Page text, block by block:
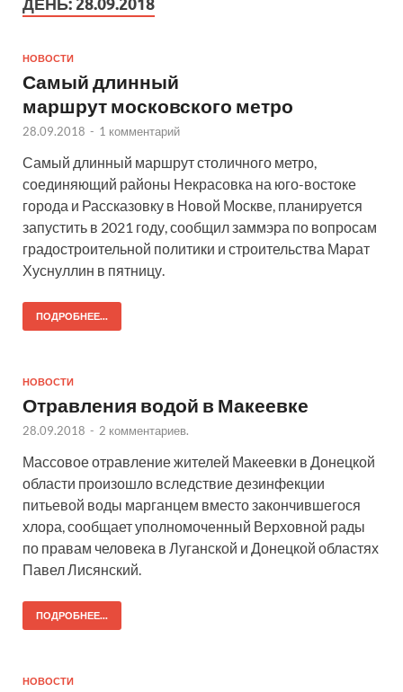
ДЕНЬ:28.09.2018
НОВОСТИ
Самый длинный
маршрут московского метро
28.09.2018 - 1 комментарий
Самый длинный маршрут столичного метро,
соединяющий районы Некрасовка на юго-востоке
города и Рассказовку в Новой Москве, планируется
запустить в 2021 году, сообщил заммэра по вопросам
градостроительной политики и строительства Марат
Хуснуллин в пятницу.
ПОДРОБНЕЕ...
НОВОСТИ
Отравления водой в Макеевке
28.09.2018 - 2 комментариев.
Массовое отравление жителей Макеевки в Донецкой
области произошло вследствие дезинфекции
питьевой воды марганцем вместо закончившегося
хлора, сообщает уполномоченный Верховной рады
по правам человека в Луганской и Донецкой областях
Павел Лисянский.
ПОДРОБНЕЕ...
НОВОСТИ